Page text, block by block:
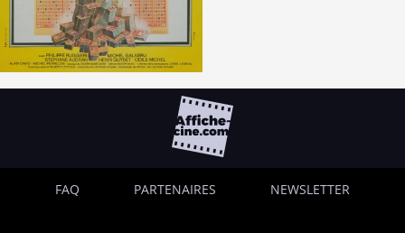
FAQ PARTENAIRES NEWSLETTER